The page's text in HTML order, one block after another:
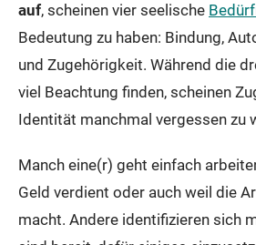
auf, scheinen vier seelische
Bedeutung zu haben: Bindung,
und Zugehörigkeit. Während die
viel Beachtung finden, scheinen
Identität manchmal vergessen zu
Manch eine(r) geht einfach
Geld verdient oder auch weil die
macht. Andere identifizieren sich